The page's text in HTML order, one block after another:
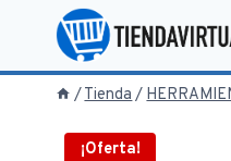
contenido
/Tienda/
¡Oferta!